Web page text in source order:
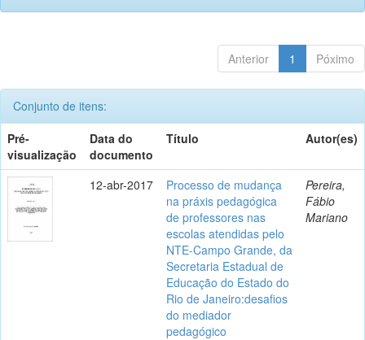
Anterior 1 Póximo
Conjunto de itens:
Pré-
visualização
Data do
documento
Título Autor(es)
12-abr-2017
Processo de mudança
na práxis pedagógica
de professores nas
escolas atendidas pelo
NTE-Campo Grande, da
Secretaria Estadual de
Educação do Estado do
Rio de Janeiro:desafios
do mediador
pedagógico
Pereira,
Fábio
Mariano